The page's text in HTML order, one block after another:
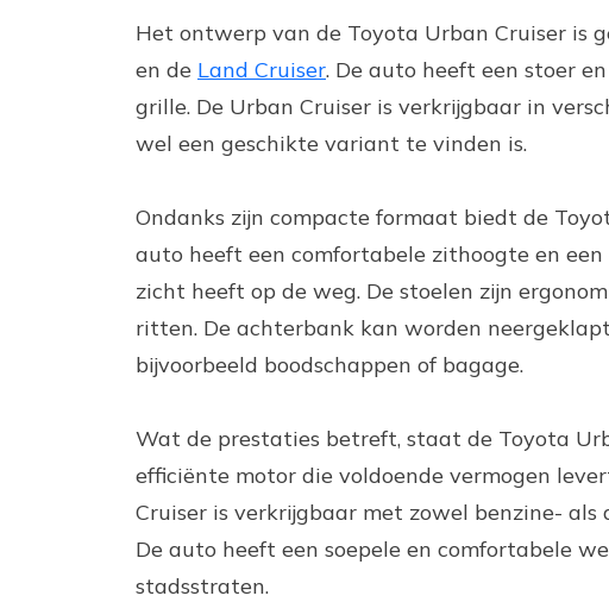
Het ontwerp van de Toyota Urban Cruiser is
en de Land Cruiser. De auto heeft een stoer
grille. De Urban Cruiser is verkrijgbaar in
wel een geschikte variant te vinden is.
Ondanks zijn compacte formaat biedt de
auto heeft een comfortabele zithoogte en
zicht heeft op de weg. De stoelen zijn
ritten. De achterbank kan worden
bijvoorbeeld boodschappen of bagage.
Wat de prestaties betreft, staat de Toyota
efficiënte motor die voldoende vermogen
Cruiser is verkrijgbaar met zowel benzine-
De auto heeft een soepele en comfortabele
stadsstraten.